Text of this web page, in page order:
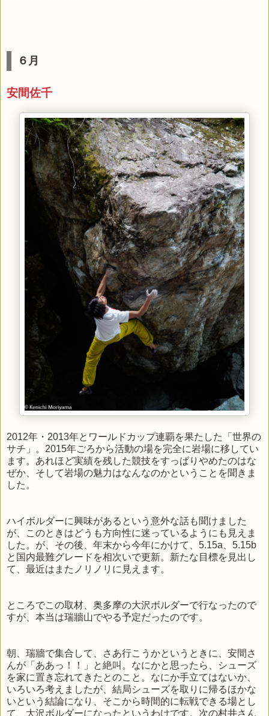
６月
安間佐千
2012年・2013年とワールドカップ連覇を果たした「世界の
サチ」。2015年ごろから活動の場を完全に岩場に移してい
ます。あれほど実績を残した競技をすっぱりやめたのはな
ぜか、そして岩場の魅力はなんなのかということを聞きま
した。
ハイボルダーに興味があるという意外な話も聞けました
が、このときはどうも方向性に迷っているようにも見えま
した。が、その後、年末から今年にかけて、5.15a、5.15b
と国内最難グレードを相次いで更新。新たな目標を見出し
て、最近はまたノリノリに見えます。
ところでこの取材、奥多摩の大沢ボルダーで行なったので
すが、本当は瑞牆山でやる予定だったのです。
朝、瑞牆で集合して、さあ行こうかというときに、安間さ
んが「ああっ！！」と絶叫。なにかと思ったら、シューズ
を家に置き忘れてきたとのこと。なにか手立てはないか、
いろいろ考えましたが、結局シューズを取りに帰るほかな
いという結論になり、そこから時間的に転戦できる場とし
て、大沢ボルダーになったというわけです。次の村井さん